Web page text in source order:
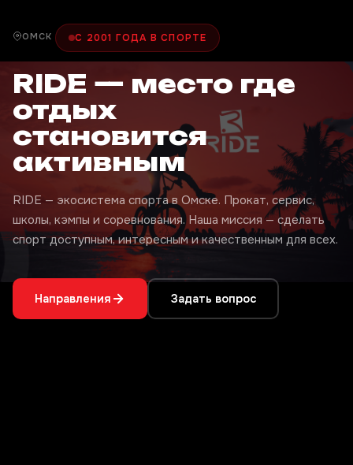
ОМСК С 2001 ГОДА В СПОРТЕ
RIDE — место где
отдых
становится
активным
RIDE — экосистема спорта в Омске. Прокат, сервис,
школы, кэмпы и соревнования. Наша миссия — сделать
спорт доступным, интересным и качественным для всех.
Направления Задать вопрос